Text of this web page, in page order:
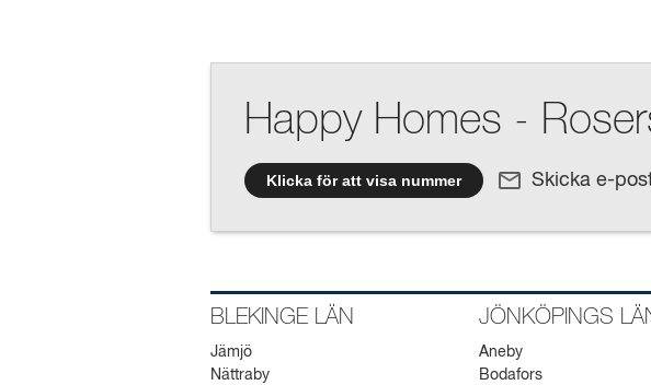
Happy Homes -
Klicka för att visa nummer Skicka e-
BLEKINGE LÄN
Jämjö
Nättraby
JÖNKÖPINGS
Aneby
Bodafors